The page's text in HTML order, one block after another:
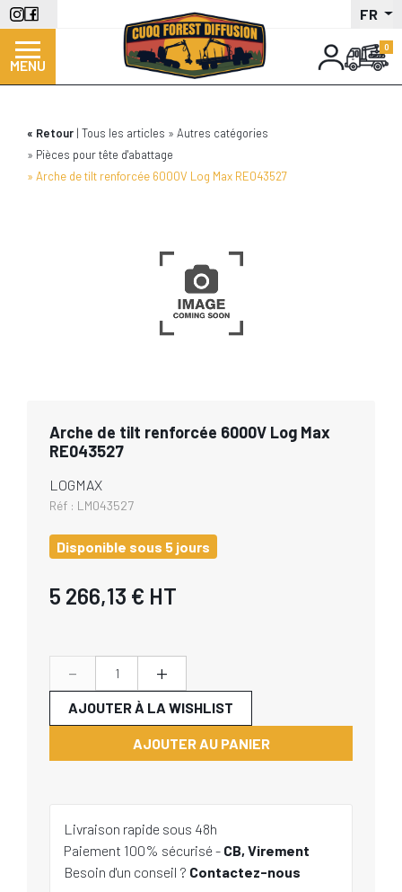
Aller
au
contenu
principal
FR
MENU
Retour Tous les articles
Autres catégories
Pièces pour tête d'abattage
Arche de tilt renforcée 6000V Log Max RE043527
Arche de tilt renforcée 6000V Log Max
RE043527
LOGMAX
Réf : LM043527
Disponible sous 5 jours
5 266,13 € HT
- +
AJOUTER AU PANIER
AJOUTER À LA WISHLIST
Livraison rapide sous 48h
Paiement 100% sécurisé - CB, Virement
Besoin d'un conseil ? Contactez-nous